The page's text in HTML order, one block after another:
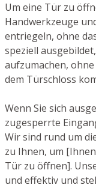
Um eine Tür zu
Handwerkzeuge
entriegeln, ohne
speziell
aufzumachen,
dem Türschloss
Wenn Sie sich
zugesperrte
Wir sind rund um
zu Ihnen, um
Tür zu öffnen].
und effektiv und